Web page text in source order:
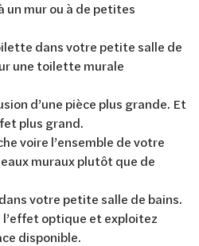
un mur ou à de petites
dans votre petite salle de
une toilette murale
d’une pièce plus grande. Et
plus grand.
voire l’ensemble de votre
muraux plutôt que de
votre petite salle de bains.
optique et exploitez
disponible.